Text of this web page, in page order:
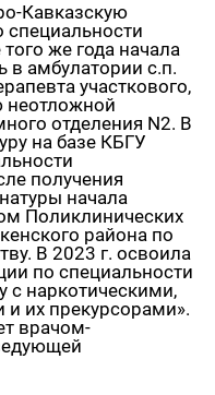
Кавказскую
же года начала
в амбулатории с.п.
участкового,
неотложной
отделения N2. В
на базе КБГУ
получения
начала
Поликлинических
района по
В 2023 г. освоила
по специальности
с наркотическими,
их прекурсорами».
врачом-